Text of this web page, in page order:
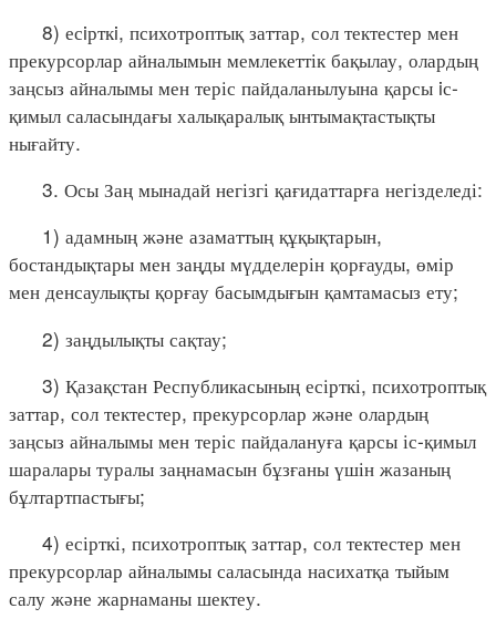
8) есiрткi, психотроптық заттар, сол тектестер мен
прекурсорлар айналымын мемлекеттік бақылау, олардың
заңсыз айналымы мен теріс пайдаланылуына қарсы iс-
қимыл саласындағы халықаралық ынтымақтастықты
нығайту.
3. Осы Заң мынадай негізгі қағидаттарға негізделеді:
1) адамның және азаматтың құқықтарын,
бостандықтары мен заңды мүдделерін қорғауды, өмір
мен денсаулықты қорғау басымдығын қамтамасыз ету;
2) заңдылықты сақтау;
3) Қазақстан Республикасының есірткі, психотроптық
заттар, сол тектестер, прекурсорлар және олардың
заңсыз айналымы мен теріс пайдалануға қарсы іс-қимыл
шаралары туралы заңнамасын бұзғаны үшін жазаның
бұлтартпастығы;
4) есірткі, психотроптық заттар, сол тектестер мен
прекурсорлар айналымы саласында насихатқа тыйым
салу және жарнаманы шектеу.